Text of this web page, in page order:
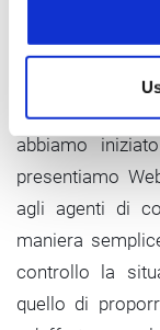
Enrico Moroni,
settore
siano oggetto
aggiornate
abbiamo
presentiamo
agli agenti di
maniera
controllo la
quello di